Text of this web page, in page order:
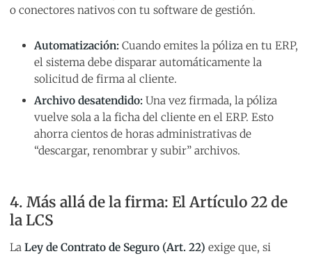
o conectores nativos con tu software de gestión.
Automatización: Cuando emites la póliza en tu ERP,
el sistema debe disparar automáticamente la
solicitud de firma al cliente.
Archivo desatendido: Una vez firmada, la póliza
vuelve sola a la ficha del cliente en el ERP. Esto
ahorra cientos de horas administrativas de
“descargar, renombrar y subir” archivos.
4. Más allá de la firma: El Artículo 22 de
la LCS
La Ley de Contrato de Seguro (Art. 22) exige que, si